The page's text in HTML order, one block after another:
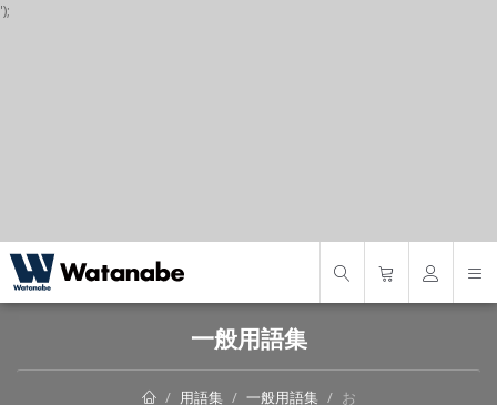
');
一般用語集
用語集 一般用語集 お